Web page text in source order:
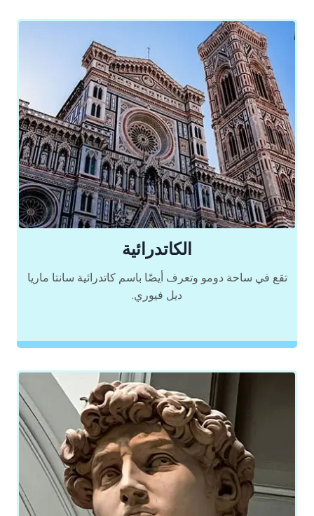
الكاتدرائية
تقع في ساحة دومو وتعرف أيضًا باسم كاتدرائية سانتا ماريا
ديل فيوري.